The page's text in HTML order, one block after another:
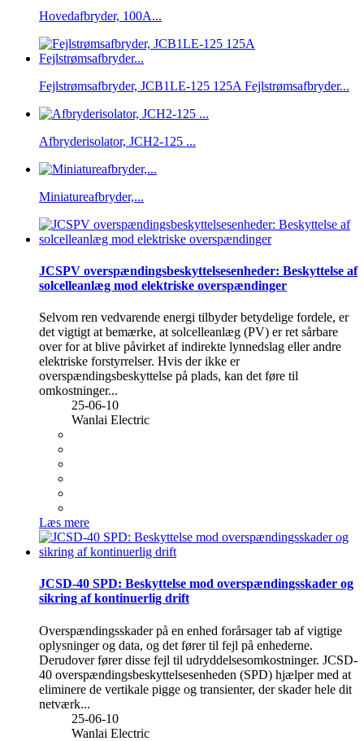
Hovedafbryder, 100A...
Fejlstrømsafbryder, JCB1LE-125 125A Fejlstrømsafbryder...
Afbryderisolator, JCH2-125 ...
Miniatureafbryder,...
JCSPV overspændingsbeskyttelsesenheder: Beskyttelse af
solcelleanlæg mod elektriske overspændinger
Selvom ren vedvarende energi tilbyder betydelige fordele, er
det vigtigt at bemærke, at solcelleanlæg (PV) er ret sårbare
over for at blive påvirket af indirekte lynnedslag eller andre
elektriske forstyrrelser. Hvis der ikke er
overspændingsbeskyttelse på plads, kan det føre til
omkostninger...
25-06-10
Wanlai Electric
Læs mere
JCSD-40 SPD: Beskyttelse mod overspændingsskader og
sikring af kontinuerlig drift
Overspændingsskader på en enhed forårsager tab af vigtige
oplysninger og data, og det fører til fejl på enhederne.
Derudover fører disse fejl til udryddelsesomkostninger. JCSD-
40 overspændingsbeskyttelsesenheden (SPD) hjælper med at
eliminere de vertikale pigge og transienter, der skader hele dit
netværk...
25-06-10
Wanlai Electric